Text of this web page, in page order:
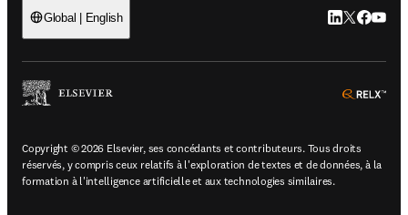
Global | English LinkedIn
Twitter
Copyright © 2026 Elsevier, ses concédants et contributeurs. Tous droits
réservés, y compris ceux relatifs à l'exploration de textes et de données, à la
formation à l'intelligence artificielle et aux technologies similaires.